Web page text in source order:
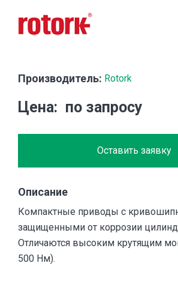
Производитель: Rotork
Цена по запросу
Оставить заявку
Описание
Компактные приводы с
защищенными от коррозии
Отличаются высоким крутящим
500 Нм).